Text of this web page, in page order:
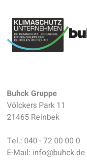
Buhck Gruppe
Völckers Park 11
21465 Reinbek
Tel.: 040 - 72 00 00 0
E-Mail: info@buhck.de